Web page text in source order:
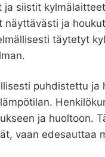
ja siistit
näyttävästi ja
täytetyt
puhdistettu
ja huoltoon.
vaan edesauttaa